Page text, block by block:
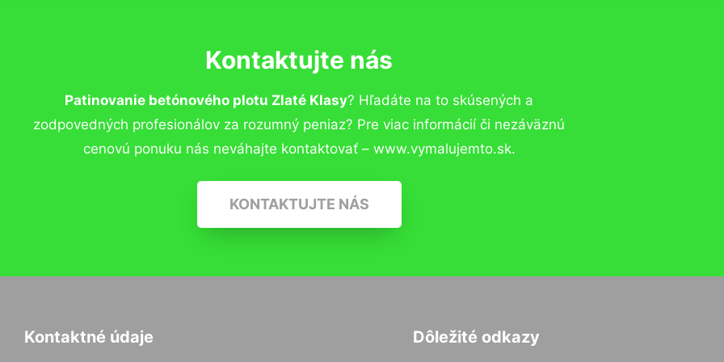
Kontaktujte nás
Patinovanie betónového plotu Zlaté Klasy? Hľadáte na to skúsených a
zodpovedných profesionálov za rozumný peniaz? Pre viac informácií či nezáväznú
cenovú ponuku nás neváhajte kontaktovať – www.vymalujemto.sk.
KONTAKTUJTE NÁS
Kontaktné údaje Dôležité odkazy